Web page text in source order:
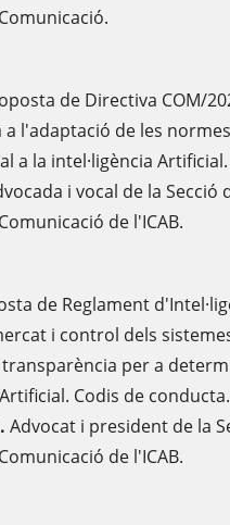
de Directiva COM/
a l'adaptació de les
a la intel·ligència Artificial.
i vocal de la Secció
de l'ICAB.
de Reglament
i control dels
per a
Codis de
Advocat i president de la
de l'ICAB.